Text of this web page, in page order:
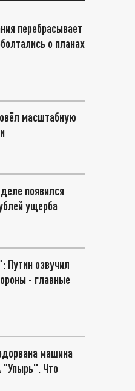
перебрасывает
о планах
масштабную
появился
ущерба
Путин озвучил
- главные
машина
"Упырь". Что